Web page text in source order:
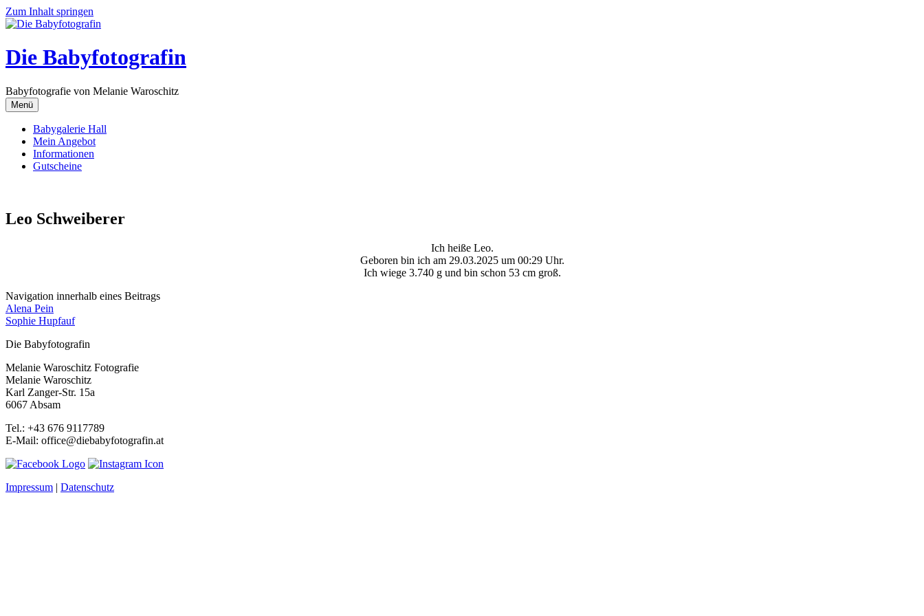
Zum Inhalt springen
Die Babyfotografin
Babyfotografie von Melanie Waroschitz
Menü
Babygalerie Hall
Mein Angebot
Informationen
Gutscheine
Leo Schweiberer
Ich heiße Leo.
Geboren bin ich am 29.03.2025 um 00:29 Uhr.
Ich wiege 3.740 g und bin schon 53 cm groß.
Navigation innerhalb eines Beitrags
Alena Pein
Sophie Hupfauf
Die Babyfotografin
Melanie Waroschitz Fotografie
Melanie Waroschitz
Karl Zanger-Str. 15a
6067 Absam
Tel.: +43 676 9117789
E-Mail: office@diebabyfotografin.at
Impressum | Datenschutz